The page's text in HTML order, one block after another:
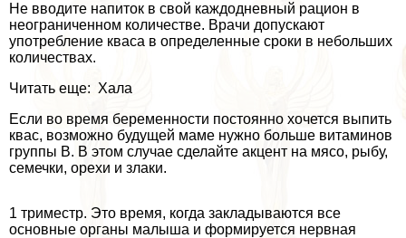
Не вводите напиток в свой каждодневный рацион в
неограниченном количестве. Врачи допускают
употрeбление кваса в определенные сроки в небольших
количествах.
Читать еще: Хала
Если во время беременности постоянно хочется выпить
квас, возможно будущей маме нужно больше витаминов
группы В. В этом случае сделайте акцент на мясо, рыбу,
семечки, орехи и злаки.
1 триместр. Это время, когда закладываются все
основные органы малыша и формируется нервная